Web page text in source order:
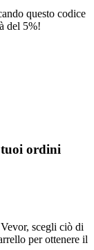
questo codice
del 5%!
tuoi ordini
scegli ciò di
per ottenere il